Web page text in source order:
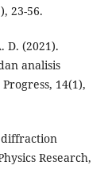
23-56.
D. (2021).
analisis
14(1),
diffraction
Research,